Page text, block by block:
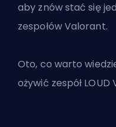
aby znów stać się
zespołów Valorant.
Oto, co warto
ożywić zespół LOUD